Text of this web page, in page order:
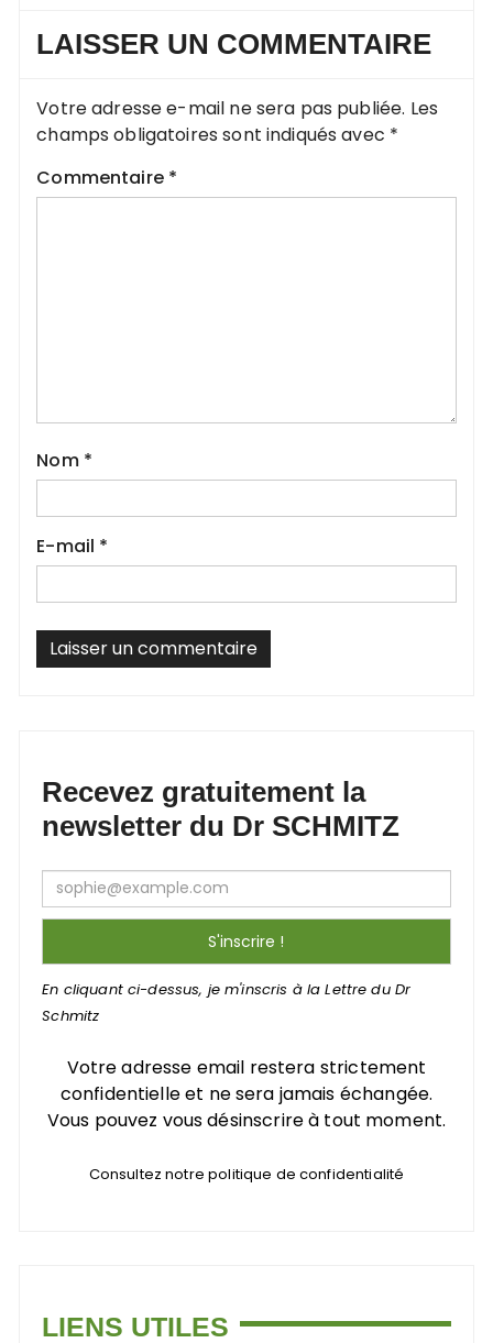
LAISSER UN COMMENTAIRE
Votre adresse e-mail ne sera pas publiée. Les
champs obligatoires sont indiqués avec *
Commentaire *
Nom *
E-mail *
Recevez gratuitement la
newsletter du Dr SCHMITZ
En cliquant ci-dessus, je m'inscris à la Lettre du Dr
Schmitz
Votre adresse email restera strictement
confidentielle et ne sera jamais échangée.
Vous pouvez vous désinscrire à tout moment.
Consultez notre politique de confidentialité
LIENS UTILES